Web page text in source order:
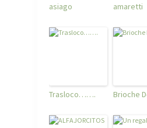
asiago
amaretti
Trasloco……. Brioche